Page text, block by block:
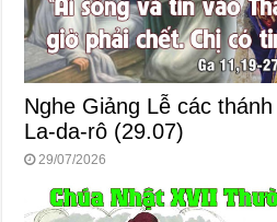
Nghe Giảng Lễ các
La-da-rô (29.07)
29/07/2026